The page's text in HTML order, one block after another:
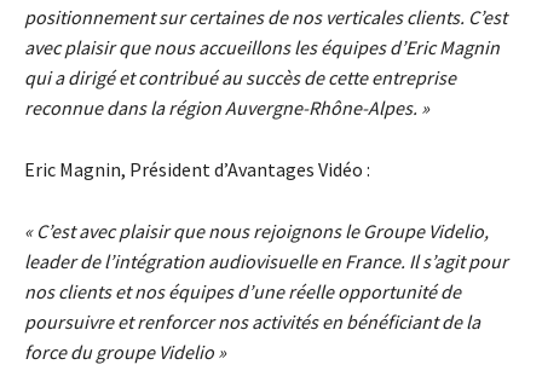
positionnement sur certaines de nos verticales clients. C’est
avec plaisir que nous accueillons les équipes d’Eric Magnin
qui a dirigé et contribué au succès de cette entreprise
reconnue dans la région Auvergne-Rhône-Alpes. »
Eric Magnin, Président d’Avantages Vidéo :
« C’est avec plaisir que nous rejoignons le Groupe Videlio,
leader de l’intégration audiovisuelle en France. Il s’agit pour
nos clients et nos équipes d’une réelle opportunité de
poursuivre et renforcer nos activités en bénéficiant de la
force du groupe Videlio »